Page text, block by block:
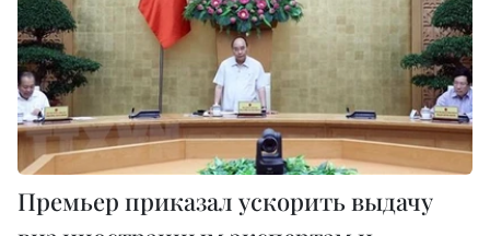
Премьер приказал ускорить выдачу